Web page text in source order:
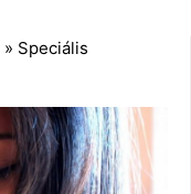
» Speciális